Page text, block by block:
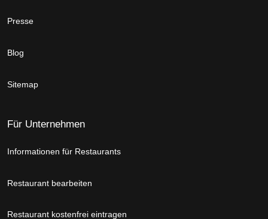
Presse
Blog
Sitemap
Für Unternehmen
Informationen für Restaurants
Restaurant bearbeiten
Restaurant kostenfrei eintragen